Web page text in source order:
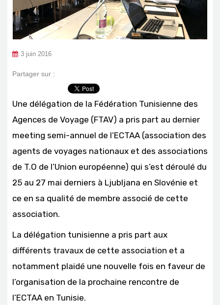
3 juin 2016
Partager sur :
Une délégation de la Fédération Tunisienne des
Agences de Voyage (FTAV) a pris part au dernier
meeting semi-annuel de l’ECTAA (association des
agents de voyages nationaux et des associations
de T.O de l’Union européenne) qui s’est déroulé du
25 au 27 mai derniers à Ljubljana en Slovénie et
ce en sa qualité de membre associé de cette
association.
La délégation tunisienne a pris part aux
différents travaux de cette association et a
notamment plaidé une nouvelle fois en faveur de
l’organisation de la prochaine rencontre de
l’ECTAA en Tunisie.